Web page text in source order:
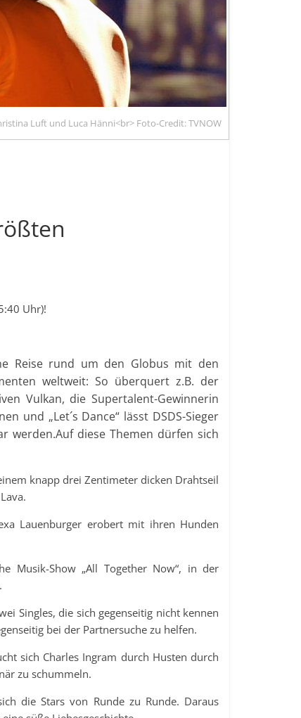
Luft und Luca Hänni<br> Foto-Credit: TVNOW
Uhr)!
Reise rund um den Globus mit den
weltweit: So überquert z.B. der
Vulkan, die Supertalent-Gewinnerin
und „Let´s Dance“ lässt DSDS-Sieger
werden.Auf diese Themen dürfen sich
knapp drei Zentimeter dicken Drahtseil
Lauenburger erobert mit ihren Hunden
Musik-Show „All Together Now“, in der
Singles, die sich gegenseitig nicht kennen
bei der Partnersuche zu helfen.
sich Charles Ingram durch Husten durch
zu schummeln.
die Stars von Runde zu Runde. Daraus